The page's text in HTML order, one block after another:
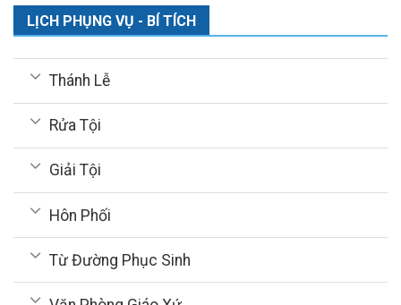
LỊCH PHỤNG VỤ - BÍ TÍCH
Thánh Lễ
Rửa Tội
Giải Tội
Hôn Phối
Từ Đường Phục Sinh